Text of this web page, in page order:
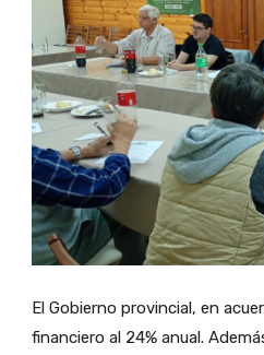
El Gobierno provincial, en
financiero al 24% anual.